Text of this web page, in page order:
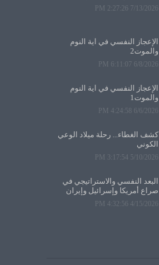
7/13/2026 2:27:26 PM
الإعجاز النفسي في آية النوم
والموت2
6/8/2026 6:11:07 PM
الإعجاز النفسي في آية النوم
والموت1
6/6/2026 4:24:58 PM
كشف الغطاء... رحلة ميلاد الوعي
الكوني
5/10/2026 3:17:54 PM
البعد النفسي والاستراتيجي في
صراع أمريكا وإسرائيل وإيران
4/15/2026 4:32:56 PM